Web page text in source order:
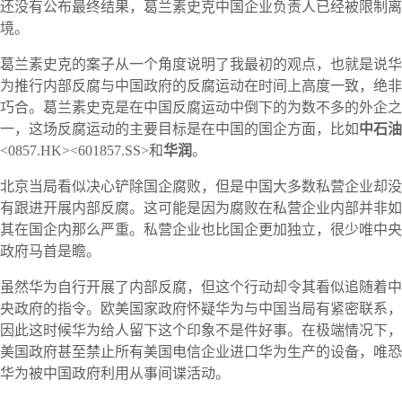
还没有公布最终结果，葛兰素史克中国企业负责人已经被限制离
境。
葛兰素史克的案子从一个角度说明了我最初的观点，也就是说华
为推行内部反腐与中国政府的反腐运动在时间上高度一致，绝非
巧合。葛兰素史克是在中国反腐运动中倒下的为数不多的外企之
一，这场反腐运动的主要目标是在中国的国企方面，比如中石油
<0857.HK><601857.SS>和华润。
北京当局看似决心铲除国企腐败，但是中国大多数私营企业却没
有跟进开展内部反腐。这可能是因为腐败在私营企业内部并非如
其在国企内那么严重。私营企业也比国企更加独立，很少唯中央
政府马首是瞻。
虽然华为自行开展了内部反腐，但这个行动却令其看似追随着中
央政府的指令。欧美国家政府怀疑华为与中国当局有紧密联系，
因此这时候华为给人留下这个印象不是件好事。在极端情况下，
美国政府甚至禁止所有美国电信企业进口华为生产的设备，唯恐
华为被中国政府利用从事间谍活动。